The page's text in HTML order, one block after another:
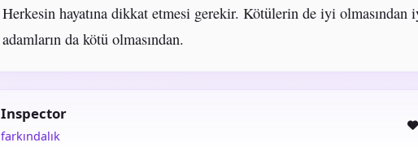
Herkesin hayatına dikkat etmesi gerekir. Kötülerin de iyi olmasından
adamların da kötü olmasından.
Inspector
farkındalık